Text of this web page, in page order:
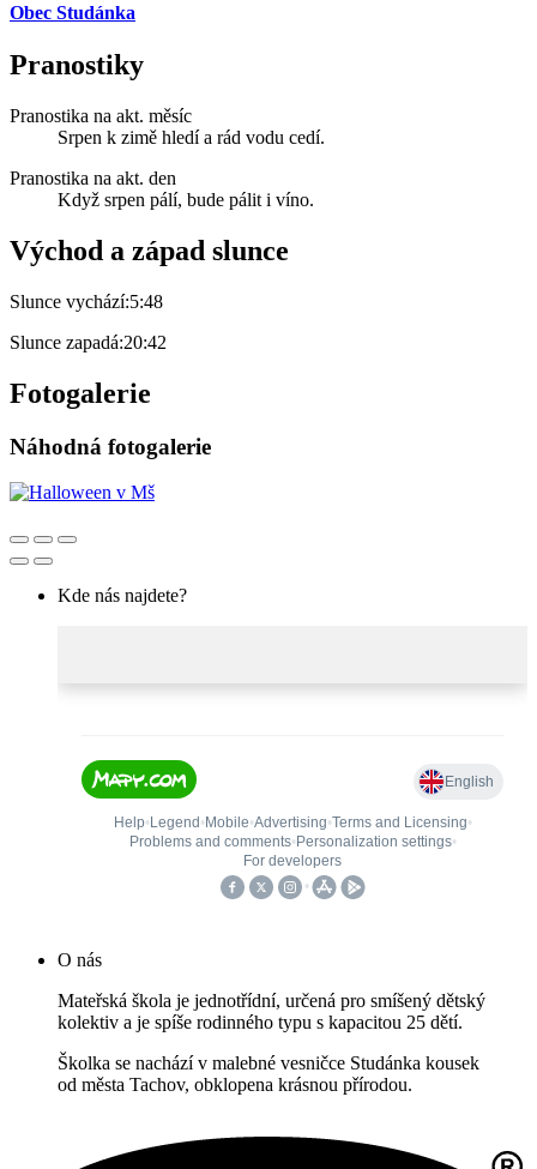
Obec Studánka
Pranostiky
Pranostika na akt. měsíc
Srpen k zimě hledí a rád vodu cedí.
Pranostika na akt. den
Když srpen pálí, bude pálit i víno.
Východ a západ slunce
Slunce vychází:5:48
Slunce zapadá:20:42
Fotogalerie
Náhodná fotogalerie
Kde nás najdete?
O nás
Mateřská škola je jednotřídní, určená pro smíšený dětský
kolektiv a je spíše rodinného typu s kapacitou 25 dětí.
Školka se nachází v malebné vesničce Studánka kousek
od města Tachov, obklopena krásnou přírodou.